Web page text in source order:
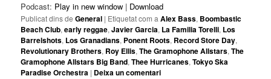
Podcast: Play in new window | Download
Publicat dins de General | Etiquetat com a Alex Bass, Boombastic
Beach Club,early reggae,Javier Garcia, La Familia Torelli, Los
Barrelshots, Los Granadians, Ponent Roots, Record Store Day,
Revolutionary Brothers, Roy Ellis,The Gramophone Allstars,The
Gramophone Allstars Big Band,Thee Hurricanes,Tokyo Ska
Paradise Orchestra | Deixa un comentari